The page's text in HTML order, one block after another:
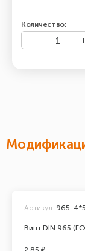
Количество:
Винт DIN 965
Артикул: 965-